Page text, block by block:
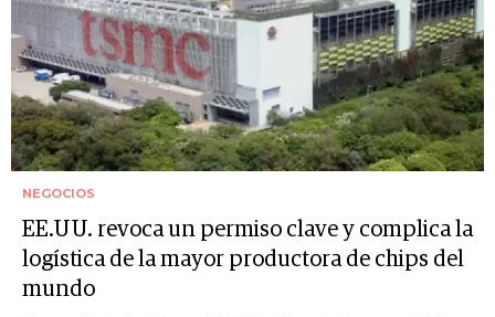
NEGOCIOS
EE.UU. revoca un permiso clave y complica la
logística de la mayor productora de chips del
mundo